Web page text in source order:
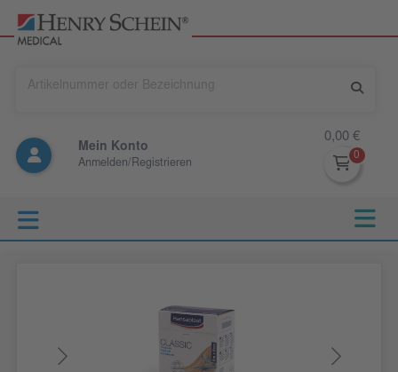
Mein Konto
Anmelden/Registrieren
0,00 €